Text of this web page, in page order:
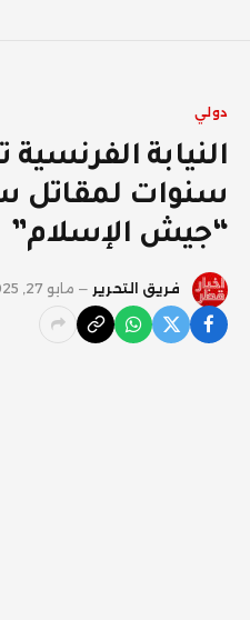
دولي
سنوات لمقاتل
“جيش الإسلام”
فريق التحرير مايو 27, 2025